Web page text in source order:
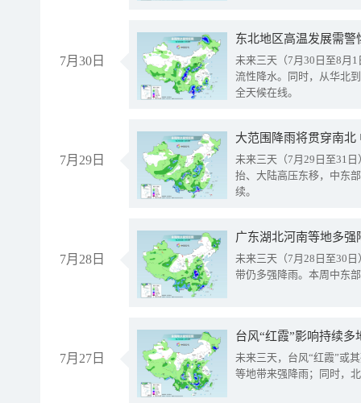
7月30日
东北地区高温发展需
未来三天（7月30日至8月
流性降水。同时，从华北
全天候在线。
7月29日
大范围降雨将贯穿南
未来三天（7月29日至31
抬、大陆高压东移，中东
续。
7月28日
广东湖北河南等地多
未来三天（7月28日至30
带仍多强降雨。本周中东
7月27日
台风“红霞”影响持续
未来三天，台风“红霞”或
等地带来强降雨；同时，